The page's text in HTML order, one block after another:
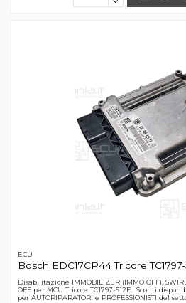
ECU
Bosch EDC17CP44 Tricore TC1797-
Disabilitazione IMMOBILIZER (IMMO OFF),
OFF per MCU Tricore TC1797-512F. Sconti
per AUTORIPARATORI e PROFESSIONISTI del